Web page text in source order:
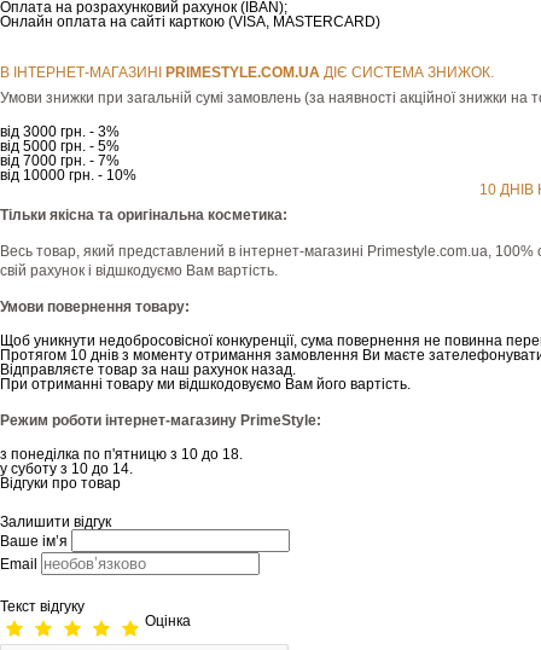
Оплата на розрахунковий рахунок (IBAN);
Онлайн оплата на сайті карткою (VISA, MASTERCARD)
В ІНТЕРНЕТ-МАГАЗИНІ РRIMESTYLE.COM.UA ДІЄ СИСТЕМА ЗНИЖОК.
Умови знижки при загальній сумі замовлень (за наявності акційної знижки на
від 3000 грн. - 3%
від 5000 грн. - 5%
від 7000 грн. - 7%
від 10000 грн. - 10%
10
Тільки якісна та оригінальна косметика:
Весь товар, який представлений в інтернет-магазині Рrimestyle.com.ua,
свій рахунок і відшкодуємо Вам вартість.
Умови повернення товару:
Щоб уникнути недобросовісної конкуренції, сума повернення не повинна
Протягом 10 днів з моменту отримання замовлення Ви маєте
Відправляєте товар за наш рахунок назад.
При отриманні товару ми відшкодовуємо Вам його вартість.
Режим роботи інтернет-магазину PrimeStyle:
з понеділка по п'ятницю з 10 до 18.
у суботу з 10 до 14.
Відгуки про товар
Залишити відгук
Ваше ім’я
Email
Текст відгуку
Оцінка